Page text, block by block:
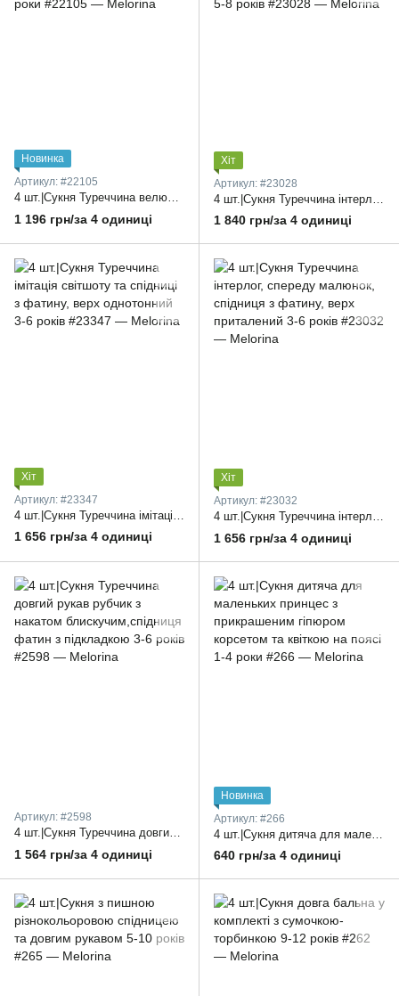
Новинка
Артикул: #22105
4 шт.|Сукня Туреччина велюрова, з довгим рукавом, та спідницею з фатином 1-4 роки
1 196 грн/за 4 одиниці
Хіт
Артикул: #23028
1 840 грн/за 4 одиниці
Хіт
Артикул: #23347
1 656 грн/за 4 одиниці
Хіт
Артикул: #23032
4 шт.|Сукня Туреччина інтерлог, спереду малюнок, спідниця з фатину, верх приталений 3-6 років
1 656 грн/за 4 одиниці
Артикул: #2598
4 шт.|Сукня Туреччина довгий рукав рубчик з накатом блискучим,спідниця фатин з підкладкою 3-6 років
1 564 грн/за 4 одиниці
Новинка
Артикул: #266
640 грн/за 4 одиниці